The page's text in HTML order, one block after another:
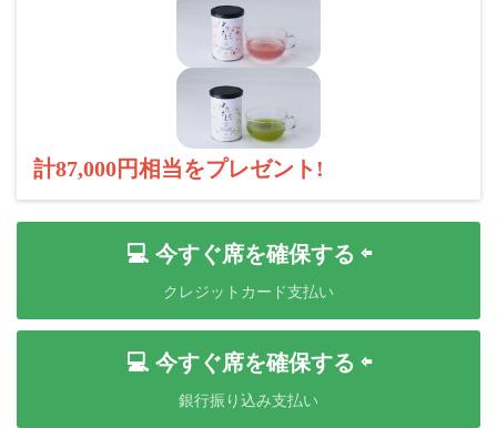
計87,000円相当をプレゼント!
💻 今すぐ席を確保する ⇦
クレジットカード支払い
💻 今すぐ席を確保する ⇦
銀行振り込み支払い